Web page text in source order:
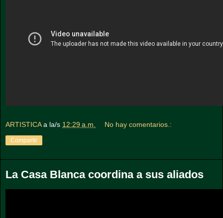
ARTISTICA a la/s 12:29 a.m. No hay comentarios.:
Compartir
La Casa Blanca coordina a sus aliados